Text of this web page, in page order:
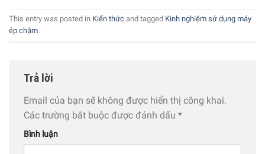
This entry was posted in Kiến thức and tagged Kinh nghiệm sử dụng máy
ép chậm.
Trả lời
Email của bạn sẽ không được hiển thị công khai.
Các trường bắt buộc được đánh dấu *
Bình luận